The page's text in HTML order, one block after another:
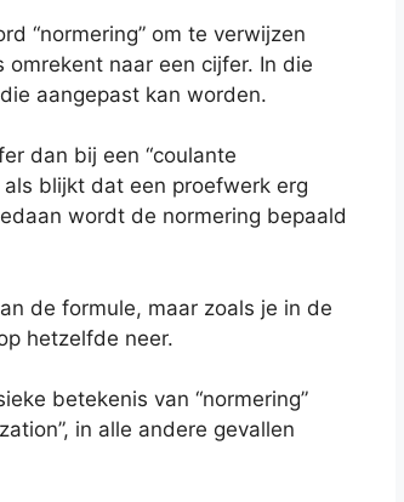
“normering” om te verwijzen
naar een cijfer. In die
aangepast kan worden.
dan bij een “coulante
blijkt dat een proefwerk erg
wordt de normering bepaald
de formule, maar zoals je in de
hetzelfde neer.
betekenis van “normering”
in alle andere gevallen